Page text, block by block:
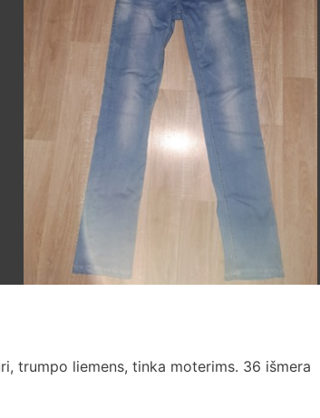
trumpo liemens, tinka moterims. 36 išmera